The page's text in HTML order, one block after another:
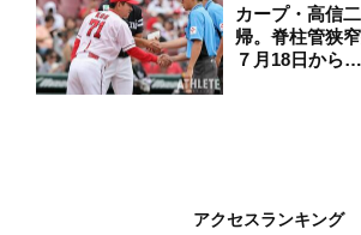
カープ・高信
帰。脊柱管狭
７月18日から…
アクセスランキング